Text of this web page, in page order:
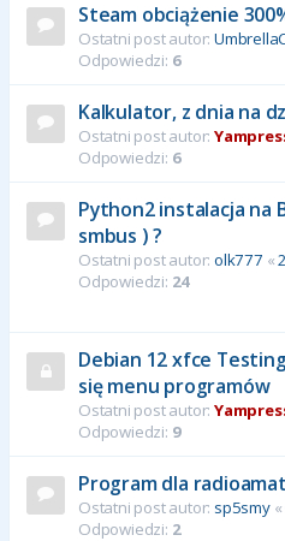
Steam obciążenie
Ostatni post autor:
Odpowiedzi: 6
Kalkulator, z dnia na
Ostatni post autor:
Odpowiedzi: 6
Python2 instalacja na
smbus ) ?
Ostatni post autor: olk777 «
Odpowiedzi: 24
Debian 12 xfce
się menu programów
Ostatni post autor:
Odpowiedzi: 9
Program dla
Ostatni post autor: sp5smy«
Odpowiedzi: 2